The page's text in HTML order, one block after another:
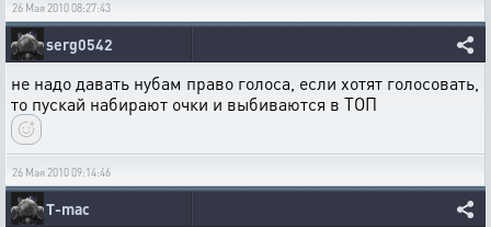
26 Мая 2010 08:27:43
serg0542
не надо давать нубам право голоса, если хотят голосовать,
то пускай набирают очки и выбиваются в ТОП
26 Мая 2010 09:14:46
T-mac